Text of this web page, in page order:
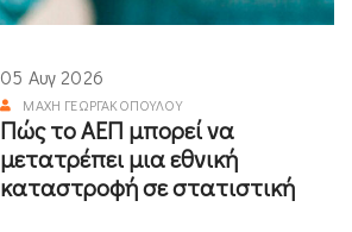
05 Αυγ 2026
ΜΆΧΗ ΓΕΩΡΓΑΚΟΠΟΎΛΟΥ
Πώς το ΑΕΠ μπορεί να
μετατρέπει μια εθνική
καταστροφή σε στατιστική